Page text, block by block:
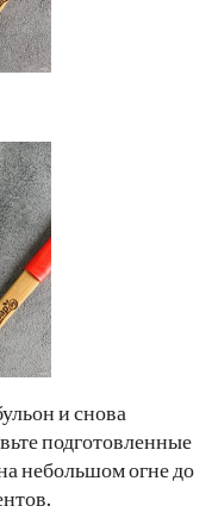
и снова
подготовленные
небольшом огне до